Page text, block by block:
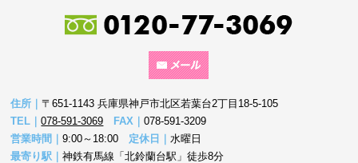
住所｜〒651-1143 兵庫県神戸市北区若葉台2丁目18-5-105
TEL｜078-591-3069 FAX｜078-591-3209
営業時間｜9:00～18:00 定休日｜水曜日
最寄り駅｜神鉄有馬線「北鈴蘭台駅」徒歩8分